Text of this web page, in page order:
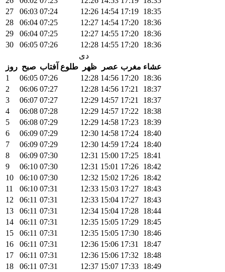
27
06:03 07:24 12:26 14:54 17:19 18:35
28
06:04 07:25 12:27 14:54 17:20 18:36
29
06:04 07:25 12:27 14:55 17:20 18:36
30
06:05 07:26 12:28 14:55 17:20 18:36
دی
روز صبح طلوع آفتاب ظهر عصر مغرب عشاء
1
06:05 07:26 12:28 14:56 17:20 18:36
2
06:06 07:27 12:28 14:56 17:21
18:37
3
06:07 07:27 12:29 14:57 17:21
18:37
4
06:08 07:28 12:29 14:57 17:22
18:38
5
06:08 07:29 12:29 14:58 17:23 18:39
6
06:09 07:29 12:30 14:58 17:24 18:40
7
06:09 07:29 12:30 14:59 17:24 18:40
8
06:09 07:30 12:31 15:00 17:25 18:41
9
06:10 07:30 12:31 15:01 17:26 18:42
10
06:10 07:30 12:32 15:02 17:26 18:42
11
06:10 07:31 12:33 15:03 17:27 18:43
12
06:11 07:31 12:33 15:04 17:27 18:43
13
06:11 07:31 12:34 15:04 17:28 18:44
14
06:11 07:31 12:35 15:05 17:29 18:45
15
06:11 07:31 12:35 15:05 17:30 18:46
16
06:11 07:31 12:36 15:06 17:31
18:47
17
06:11 07:31 12:36 15:06 17:32
18:48
18
06:11 07:31 12:37 15:07 17:33 18:49